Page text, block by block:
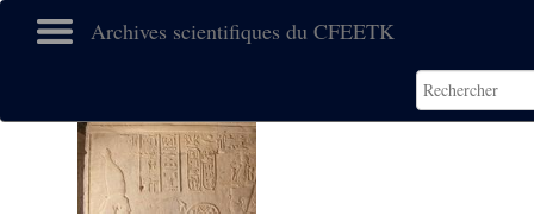
Archives scientifiques du CFEETK